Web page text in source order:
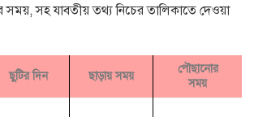
সহ যাবতীয় তথ্য নিচের তালিকাতে দেওয়া
ছুটির দিন ছাড়ায় সময়
পৌছানোর
সময়